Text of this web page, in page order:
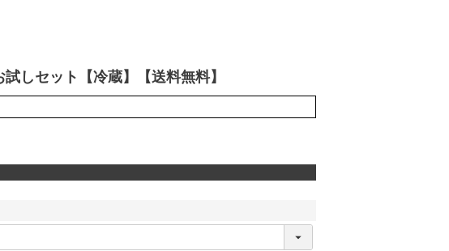
試しセット【冷蔵】【送料無料】